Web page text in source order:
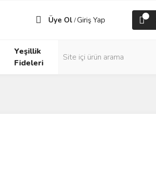
Üye Ol /Giriş Yap
Yeşillik
Fideleri